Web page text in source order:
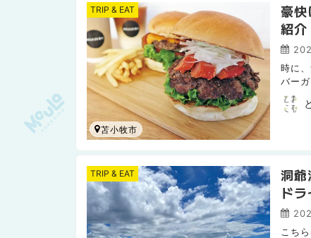
豪
紹介
時に
バー
ます
TRIP & EAT
苫小牧市
洞爺
ド
こち
TRIP & EAT